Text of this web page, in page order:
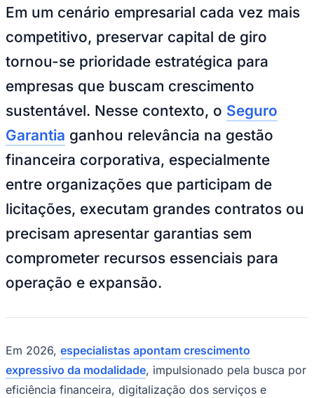
Ceará
Em um cenário empresarial cada vez mais
competitivo, preservar capital de giro
tornou-se prioridade estratégica para
empresas que buscam crescimento
sustentável. Nesse contexto, o Seguro
Garantia ganhou relevância na gestão
financeira corporativa, especialmente
entre organizações que participam de
licitações, executam grandes contratos ou
precisam apresentar garantias sem
comprometer recursos essenciais para
operação e expansão.
Em 2026, especialistas apontam crescimento
expressivo da modalidade, impulsionado pela busca por
eficiência financeira, digitalização dos serviços e